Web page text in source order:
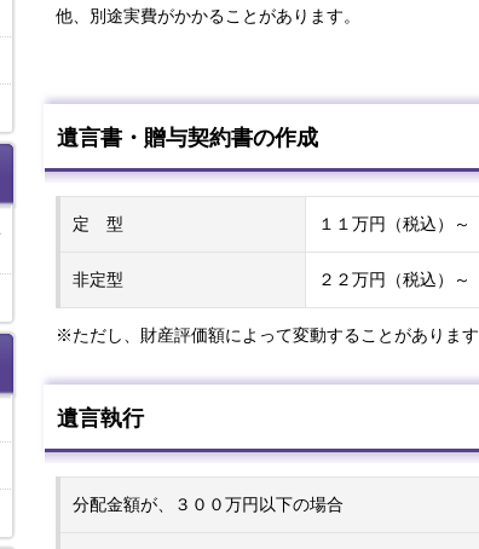
他、別途実費がかかることがあります。
遺言書・贈与契約書の作成
定 型 １１万円（税込）～
非定型 ２２万円（税込）～
※ただし、財産評価額によって変動することがあります
遺言執行
分配金額が、３００万円以下の場合